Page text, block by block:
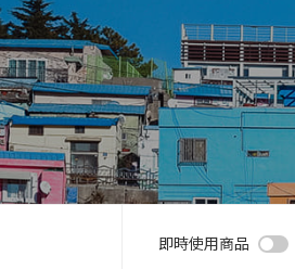
即時使用商品